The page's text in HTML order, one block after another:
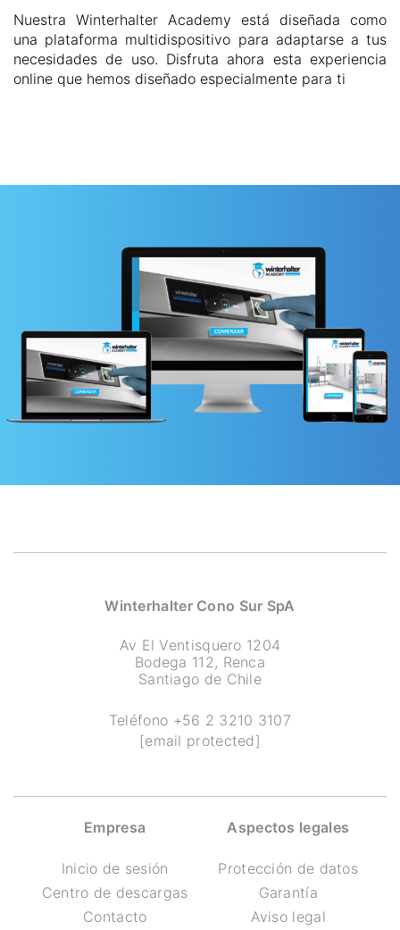
Nuestra Winterhalter Academy está diseñada como
una plataforma multidispositivo para adaptarse a tus
necesidades de uso. Disfruta ahora esta experiencia
online que hemos diseñado especialmente para ti
Winterhalter Cono Sur SpA
Av El Ventisquero 1204
Bodega 112, Renca
Santiago de Chile
Teléfono +56 2 3210 3107
[email protected]
Empresa
Inicio de sesión
Centro de descargas
Contacto
Aspectos legales
Protección de datos
Garantía
Aviso legal